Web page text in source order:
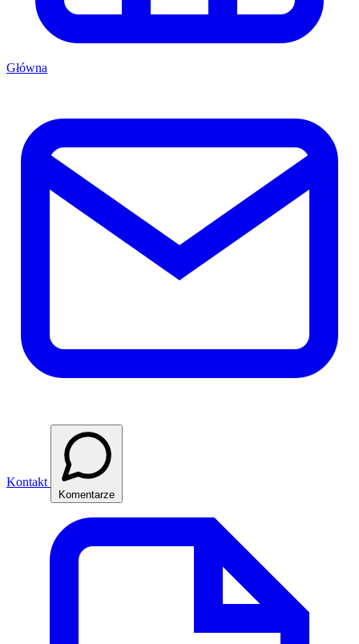
Główna
Kontakt
Komentarze